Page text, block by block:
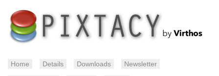
Home Details Downloads Newsletter